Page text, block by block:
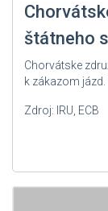
štátneho
Chorvátske
k zákazom jázd.
Zdroj: IRU, ECB